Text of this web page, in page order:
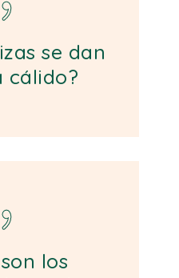
se dan
cálido?
los